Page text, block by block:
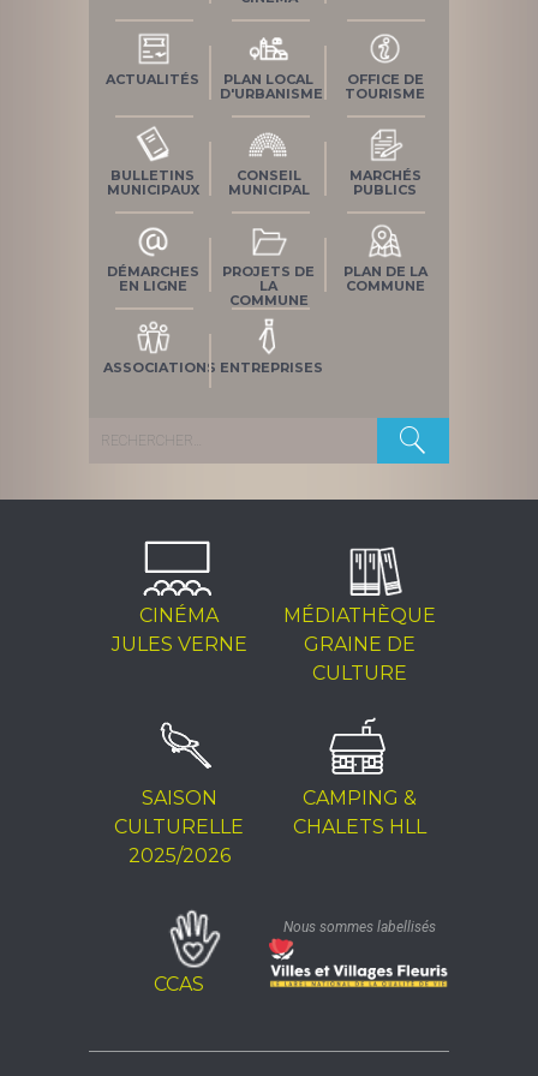
ACTUALITÉS
PLAN LOCAL
D'URBANISME
OFFICE DE
TOURISME
BULLETINS
MUNICIPAUX
CONSEIL
MUNICIPAL
MARCHÉS
PUBLICS
DÉMARCHES
EN LIGNE
PROJETS DE
LA
COMMUNE
PLAN DE LA
COMMUNE
ASSOCIATIONS ENTREPRISES
Rechercher :
CINÉMA
JULES VERNE
MÉDIATHÈQUE
GRAINE DE
CULTURE
SAISON
CULTURELLE
2025/2026
CAMPING &
CHALETS HLL
CCAS
Nous sommes labellisés